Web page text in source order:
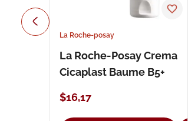
La Roche-posay
La Roche-Posay Crema
Cicaplast Baume B5+
$16,17